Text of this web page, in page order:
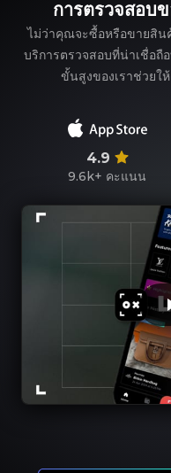
การตรวจสอบ
ไม่ว่าคุณจะซื้อหรือขายสิ
บริการตรวจสอบที่น่าเชื่อถื
ขั้นสูงของเราช่วยใ
4.9
9.6k+ คะแนน